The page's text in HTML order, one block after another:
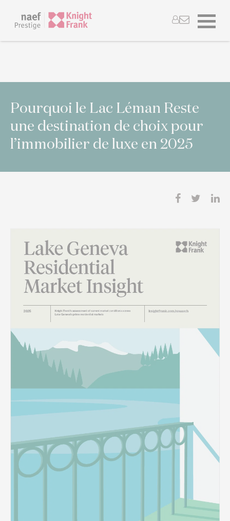
Pourquoi le Lac Léman Reste
une destination de choix pour
l’immobilier de luxe en 2025